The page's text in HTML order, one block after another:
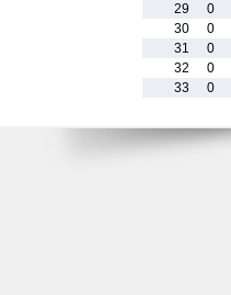
29
0
30
0
31
0
32
0
33
0